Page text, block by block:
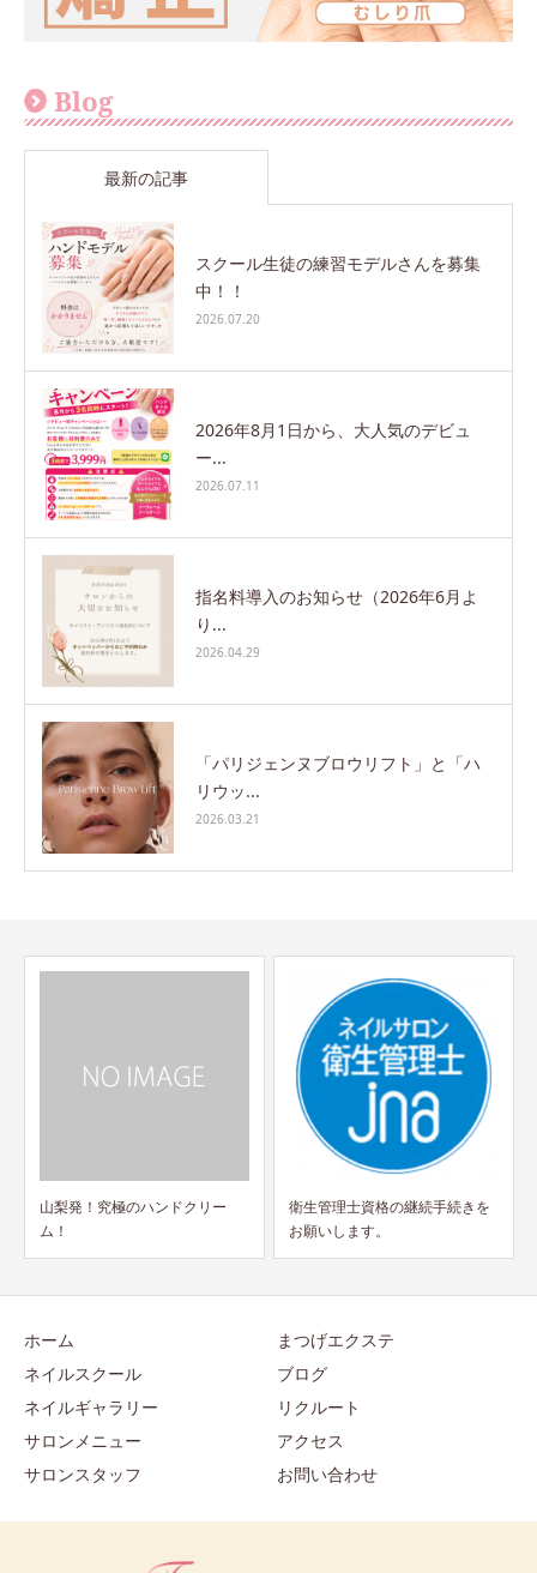
Blog
最新の記事
スクール生徒の練習モデルさんを募集
中！！
2026.07.20
2026年8月1日から、大人気のデビュ
ー...
2026.07.11
指名料導入のお知らせ（2026年6月よ
り...
2026.04.29
「パリジェンヌブロウリフト」と「ハ
リウッ...
2026.03.21
衛生管理士資格の継続手続きを
お願いします。
ジェルを一切使わずに地爪を育
てる！！
ホーム
ネイルスクール
ネイルギャラリー
サロンメニュー
サロンスタッフ
まつげエクステ
ブログ
リクルート
アクセス
お問い合わせ